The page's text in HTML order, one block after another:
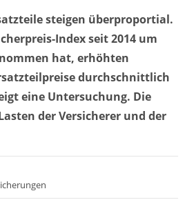
steigen überproportial.
Index seit 2014 um
hat, erhöhten
durchschnittlich
eine Untersuchung. Die
der Versicherer und der